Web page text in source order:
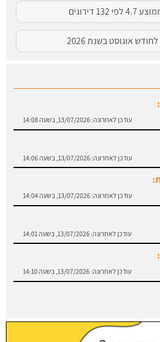
132 דירוגים
אוגוסט בשנת 2026
עודכן לאחרונה: 13/07/2026, בשעה 14:08
עודכן לאחרונה: 13/07/2026, בשעה 14:06
עודכן לאחרונה: 13/07/2026, בשעה 14:04
עודכן לאחרונה: 13/07/2026, בשעה 14:01
עודכן לאחרונה: 13/07/2026, בשעה 14:10